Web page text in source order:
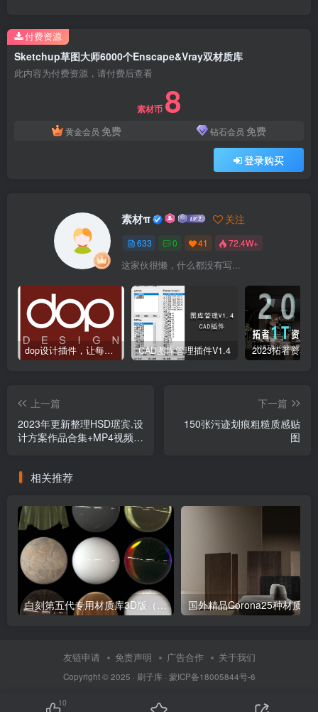
Sketchup草图大师6000个Enscape&Vray双材质库
此内容为付费资源，请付费后查看
素材币 8
黄金会员 免费 钻石会员 免费
登录购买
付费资源
素材π 关注
633 0 41 72.4W+
这家伙很懒，什么都没有写...
dop设计插件，让每个设计师都能享受到CAD制图的乐趣 CAD图库管理插件V1.4
上一篇
2023年更新整理HSD琚宾.设
计方案作品合集+MP4视频解
下一篇
150张污迹划痕粗糙质感贴
图
相关推荐
白刻第五代专用材质库3D版（曜夜升级版）
友链申请 免责声明 广告合作 关于我们
Copyright © 2025 · 刷子库 · 蒙ICP备18005844号-6
10